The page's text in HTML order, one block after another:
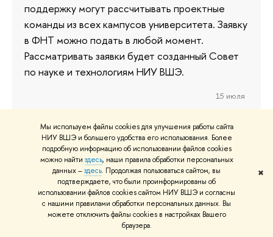
Мы используем файлы cookies для улучшения работы сайта
НИУ ВШЭ и большего удобства его использования. Более
подробную информацию об использовании файлов cookies
можно найти здесь, наши правила обработки персональных
данных –здесь. Продолжая пользоваться сайтом, вы
подтверждаете, что были проинформированы об
использовании файлов cookies сайтом НИУ ВШЭ и согласны
с нашими правилами обработки персональных данных. Вы
можете отключить файлы cookies в настройках Вашего
браузера.
✖
поддержку могут рассчитывать проектные
команды из всех кампусов университета. Заявку
в ФНТ можно подать в любой момент.
Рассматривать заявки будет созданный Совет
по науке и технологиям НИУ ВШЭ.
15 июля
Нейросеть НИУ ВШЭ iFORA.LLM
включена в Реестр российского
программного обеспечения
Адаптированная большая языковая модель для
сферы науки, технологий и инноваций (далее —